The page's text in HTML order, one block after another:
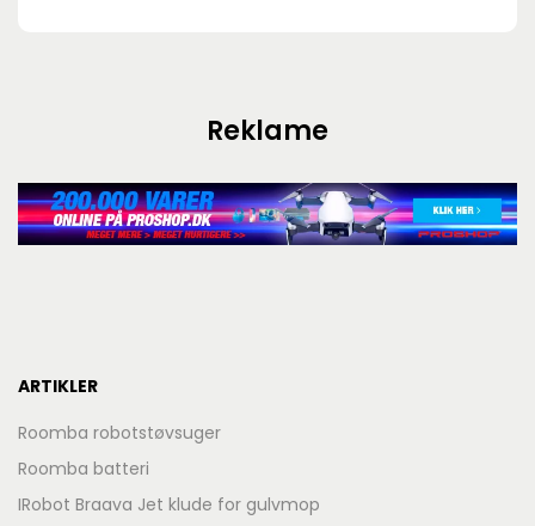
Reklame
ARTIKLER
Roomba robotstøvsuger
Roomba batteri
IRobot Braava Jet klude for gulvmop